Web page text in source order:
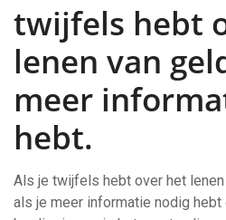
twijfels hebt
lenen van
meer
hebt.
Als je twijfels hebt over het
als je meer informatie nodig hebt